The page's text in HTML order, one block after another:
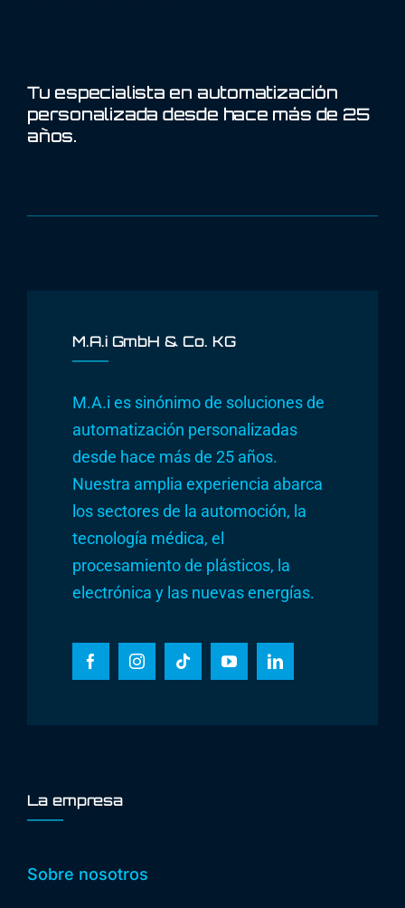
Tu especialista en automatización
personalizada desde hace más de 25
años.
M.A.i GmbH & Co. KG
M.A.i es sinónimo de soluciones de
automatización personalizadas
desde hace más de 25 años.
Nuestra amplia experiencia abarca
los sectores de la automoción, la
tecnología médica, el
procesamiento de plásticos, la
electrónica y las nuevas energías.
La empresa
Sobre nosotros